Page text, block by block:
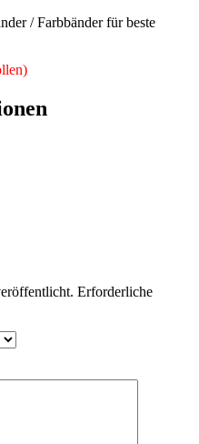
/ Farbbänder für beste
Erforderliche